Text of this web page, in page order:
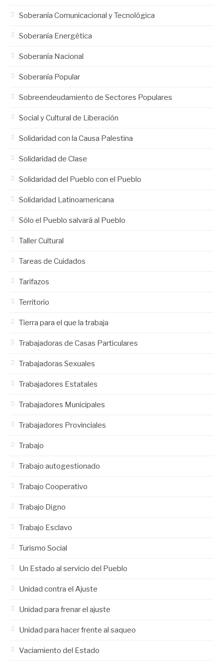
Soberanía Comunicacional y Tecnológica
Soberanía Energética
Soberanía Nacional
Soberanía Popular
Sobreendeudamiento de Sectores Populares
Social y Cultural de Liberación
Solidaridad con la Causa Palestina
Solidaridad de Clase
Solidaridad del Pueblo con el Pueblo
Solidaridad Latinoamericana
Sólo el Pueblo salvará al Pueblo
Taller Cultural
Tareas de Cuidados
Tarifazos
Territorio
Tierra para el que la trabaja
Trabajadoras de Casas Particulares
Trabajadoras Sexuales
Trabajadores Estatales
Trabajadores Municipales
Trabajadores Provinciales
Trabajo
Trabajo autogestionado
Trabajo Cooperativo
Trabajo Digno
Trabajo Esclavo
Turismo Social
Un Estado al servicio del Pueblo
Unidad contra el Ajuste
Unidad para frenar el ajuste
Unidad para hacer frente al saqueo
Vaciamiento del Estado